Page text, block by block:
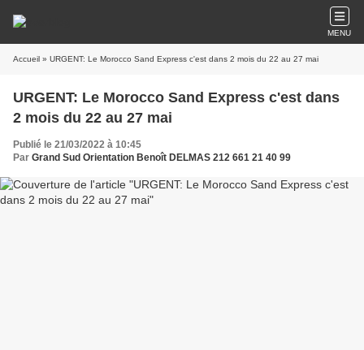
MENU
Accueil » URGENT: Le Morocco Sand Express c'est dans 2 mois du 22 au 27 mai
URGENT: Le Morocco Sand Express c'est dans
2 mois du 22 au 27 mai
Publié le 21/03/2022 à 10:45
Par Grand Sud Orientation Benoît DELMAS 212 661 21 40 99